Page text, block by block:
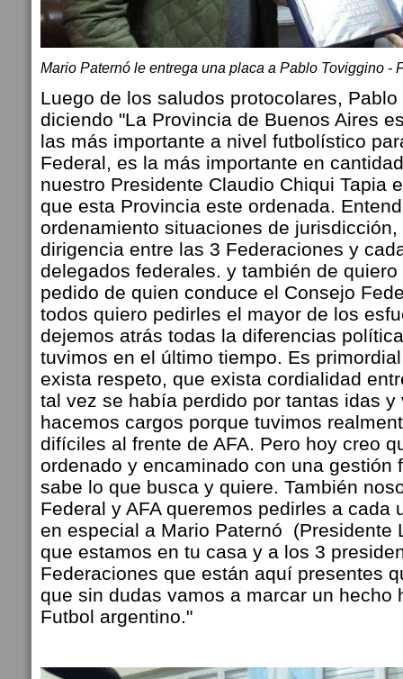
Mario Paternó le entrega una placa a Pablo Toviggino -
Luego de los saludos protocolares,
diciendo "La Provincia de Buenos Aires
las más importante a nivel futbolístico
Federal, es la más importante en
nuestro Presidente Claudio Chiqui Tapia
que esta Provincia este ordenada.
ordenamiento situaciones de jurisdicción,
dirigencia entre las 3 Federaciones y
delegados federales. y también de
pedido de quien conduce el Consejo
todos quiero pedirles el mayor de los
dejemos atrás todas la diferencias
tuvimos en el último tiempo. Es
exista respeto, que exista cordialidad
tal vez se había perdido por tantas idas y
hacemos cargos porque tuvimos
difíciles al frente de AFA. Pero hoy creo
ordenado y encaminado con una gestión
sabe lo que busca y quiere. También
Federal y AFA queremos pedirles a cada
en especial a Mario Paternó (Presidente
que estamos en tu casa y a los 3
Federaciones que están aquí presentes
que sin dudas vamos a marcar un hecho
Futbol argentino."